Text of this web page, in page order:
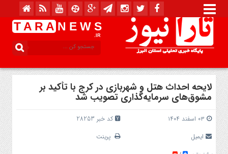
T A R A N E W S
.IR
لایحه احداث هتل و شهربازی در کرج با تأکید بر
مشوق‌های سرمایه‌گذاری تصویب شد
۰۳ اسفند ۱۴۰۴
کد خبر 28253
ایمیل
پرینت